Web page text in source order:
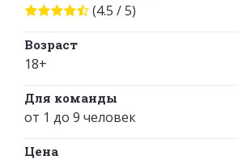
(4.5 / 5)
Возраст
18+
Для команды
от 1 до 9 человек
Цена